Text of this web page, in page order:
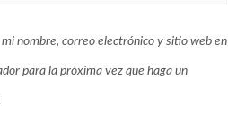
nombre, correo electrónico y sitio web en
para la próxima vez que haga un